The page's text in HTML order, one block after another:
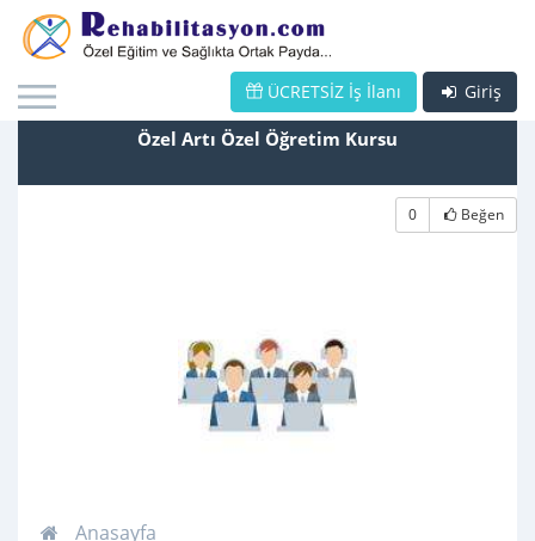
Giriş
ÜCRETSİZ İş İlanı
Özel Artı Özel Öğretim Kursu
0 Beğen
Anasayfa